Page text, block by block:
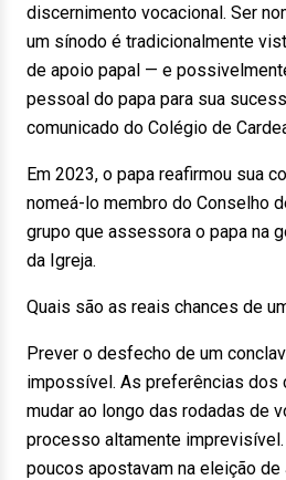
discernimento vocacional. Ser
um sínodo é tradicionalmente
de apoio papal — e
pessoal do papa para sua
comunicado do Colégio de
Em 2023, o papa reafirmou sua
nomeá-lo membro do Conselho
grupo que assessora o papa na
da Igreja.
Quais são as reais chances de
Prever o desfecho de um
impossível. As preferências dos
mudar ao longo das rodadas de
processo altamente
poucos apostavam na eleição